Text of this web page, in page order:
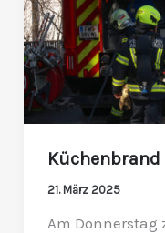
21. März 2025
Am Donnerstag